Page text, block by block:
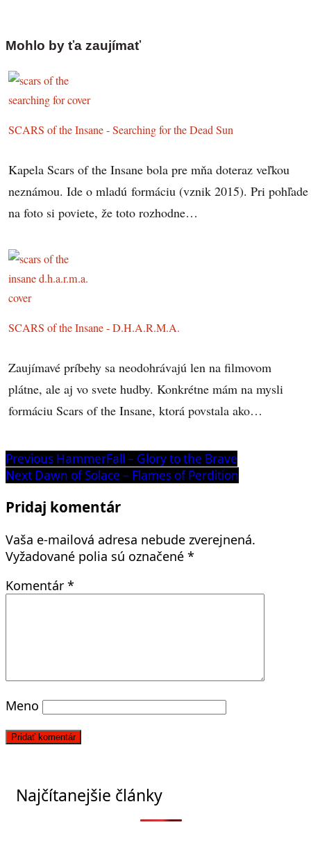
Mohlo by ťa zaujímať
SCARS of the Insane - Searching for the Dead Sun
Kapela Scars of the Insane bola pre mňa doteraz veľkou
neznámou. Ide o mladú formáciu (vznik 2015). Pri pohľade
na foto si poviete, že toto rozhodne…
SCARS of the Insane - D.H.A.R.M.A.
Zaujímavé príbehy sa neodohrávajú len na filmovom
plátne, ale aj vo svete hudby. Konkrétne mám na mysli
formáciu Scars of the Insane, ktorá povstala ako…
Navigácia
v
článku
Previous Previous
post:
HammerFall – Glory to the Brave
Next Next
Dawn of Solace – Flames of Perdition
Pridaj komentár
Vaša e-mailová adresa nebude zverejnená.
Vyžadované polia sú označené *
Komentár *
Meno
Najčítanejšie články